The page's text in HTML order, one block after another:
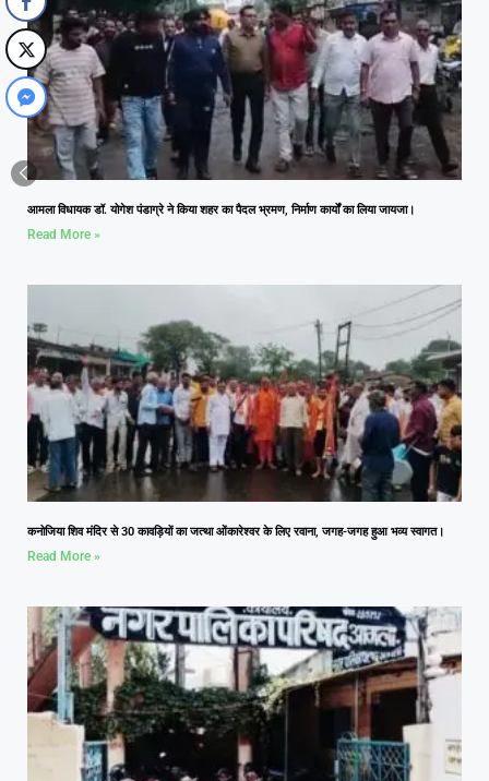
आमला विधायक डॉ. योगेश पंडाग्रे ने किया शहर का पैदल भ्रमण, निर्माण कार्यों का लिया जायजा।
Read More »
कनोजिया शिव मंदिर से 30 कावड़ियों का जत्था ओंकारेश्वर के लिए रवाना, जगह-जगह हुआ भव्य स्वागत।
Read More »